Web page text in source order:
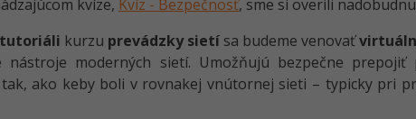
kvíze, Kvíz - Bezpečnosť, sme si overili
tutoriáli kurzu prevádzky sietí sa budeme venovať
nástroje moderných sietí. Umožňujú bezpečne
ako keby boli v rovnakej vnútornej sieti – typicky pri